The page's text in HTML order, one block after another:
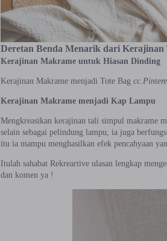
Deretan Benda Menarik dari
Kerajinan Makrame untuk Hiasan Dinding
Kerajinan Makrame menjadi Tote Bag
Kerajinan Makrame menjadi Kap Lampu
Mengkreasikan kerajinan tali simpul makrame
selain sebagai pelindung lampu, ia juga
itu ia mampu menghasilkan efek pencahyaan
Itulah sahabat Rekreartive ulasan lengkap
dan komen ya !